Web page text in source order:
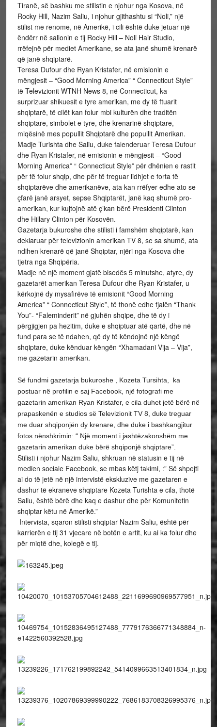
Tiranë, së bashku me stilistin e njohur nga Kosova, në
Rocky Hill, Nazim Saliu, i njohur gjithashtu si “Noli,” një
stilist me renome, në Amerikë, i cili është duke jetuar një
ëndërr në sallonin e tij Rocky Hill – Noli Hair Studio,
rrëfejnë për mediet Amerikane, se ata janë shumë krenarë
që janë shqiptarë.
Teresa Dufour dhe Ryan Kristafer, në emisionin e
mëngjesit – “Good Morning America” “ Connecticut Style”
të Televizionit WTNH News 8, në Connecticut, ka
surprizuar shikuesit e tyre amerikan, me dy të ftuarit
shqiptarë, të cilët kan folur mbi kulturën dhe traditën
shqiptare, simbolet e tyre, dhe krenarinë shqiptare,
miqësinë mes popullit Shqiptarë dhe popullit Amerikan.
Madje Turishta dhe Saliu, duke falenderuar Teresa Dufour
dhe Ryan Kristafer, në emisionin e mëngjesit – “Good
Morning America” “ Connecticut Style” për dhënien e rastit
për të folur shqip, dhe për të treguar lidhjet e forta të
shqiptarëve dhe amerikanëve, ata kan rrëfyer edhe ato se
çfarë janë arsyet, sepse Shqiptarët, janë kaq shumë pro-
amerikan, kur kujtojnë atë ç’kan bërë Presidenti Clinton
dhe Hillary Clinton për Kosovën.
Gazetarja bukuroshe dhe stilisti i famshëm shqiptarë, kan
deklaruar për televizionin amerikan TV 8, se sa shumë, ata
ndihen krenarë që janë Shqiptar, njëri nga Kosova dhe
tjetra nga Shqipëria.
Madje në një moment gjatë bisedës 5 minutshe, atyre, dy
gazetarët amerikan Teresa Dufour dhe Ryan Kristafer, u
kërkojnë dy mysafirëve të emisionit “Good Morning
America” “ Connecticut Style”, të thonë edhe fjalën “Thank
You”- “Faleminderit” në gjuhën shqipe, dhe të dy i
përgjigjen pa hezitim, duke e shqiptuar atë qartë, dhe në
fund para se të ndahen, që dy të këndojnë një këngë
shqiptare, duke kënduar këngën “Xhamadani Vija – Vija”,
me gazetarin amerikan.
Së fundmi gazetarja bukuroshe , Kozeta Tursihta, ka
postuar në profilin e saj Facebook, një fotografi me
gazetarin amerikan Ryan Kristafer, e cila duhet jetë bërë në
prapaskenën e studios së Televizionit TV 8, duke treguar
me duar shqiponjën dy krenare, dhe duke i bashkangjitur
fotos nënshkrimin: “ Një moment i jashtëzakonshëm me
gazetarin amerikan duke bërë shqiponjë shqiptare”.
Stilisti i njohur Nazim Saliu, shkruan në statusin e tij në
medien sociale Facebook, se mbas këtj takimi, :” Së shpejti
ai do të jetë në një intervistë ekskluzive me gazetaren e
dashur të ekraneve shqiptare Kozeta Turishta e cila, thotë
Saliu, është bërë dhe kaq e dashur dhe për Komunitetin
shqiptar këtu në Amerikë.”
Intervista, sqaron stilisti shqiptar Nazim Saliu, është për
karrierën e tij 31 vjecare në botën e artit, ku ai ka folur dhe
për miqtë dhe, kolegë e tij.